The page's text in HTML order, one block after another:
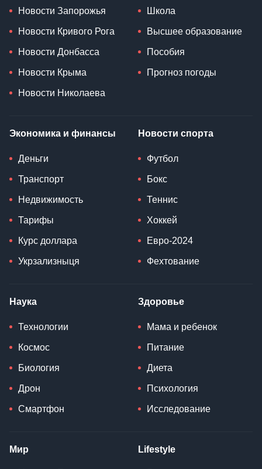
Новости Запорожья
Новости Кривого Рога
Новости Донбасса
Новости Крыма
Новости Николаева
Школа
Высшее образование
Пособия
Прогноз погоды
Экономика и финансы
Деньги
Транспорт
Недвижимость
Тарифы
Курс доллара
Укрзализныця
Новости спорта
Футбол
Бокс
Теннис
Хоккей
Евро-2024
Фехтование
Наука
Технологии
Космос
Биология
Дрон
Смартфон
Здоровье
Мама и ребенок
Питание
Диета
Психология
Исследование
Мир Lifestyle